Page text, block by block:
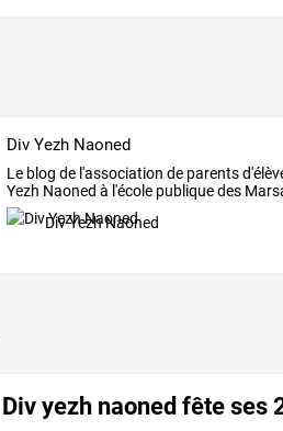
Div Yezh Naoned
Le blog de l'association de parents
Yezh Naoned à l'école publique des
Div Yezh Naoned
Div yezh naoned fête ses